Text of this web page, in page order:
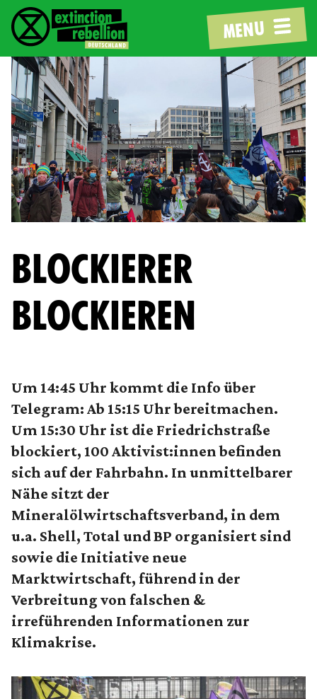
MENU
BLOCKIERER
BLOCKIEREN
Um 14:45 Uhr kommt die Info über
Telegram: Ab 15:15 Uhr bereitmachen.
Um 15:30 Uhr ist die Friedrichstraße
blockiert, 100 Aktivist:innen befinden
sich auf der Fahrbahn. In unmittelbarer
Nähe sitzt der
Mineralölwirtschaftsverband, in dem
u.a. Shell, Total und BP organisiert sind
sowie die Initiative neue
Marktwirtschaft, führend in der
Verbreitung von falschen &
irreführenden Informationen zur
Klimakrise.